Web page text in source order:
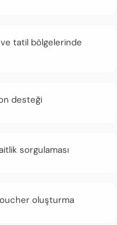
tatil bölgelerinde
desteği
sorgulaması
oluşturma